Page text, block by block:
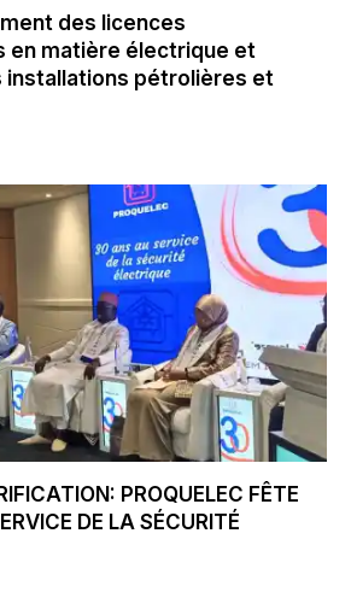
des licences
en matière électrique et
installations pétrolières et
PROQUELEC FÊTE
DE LA SÉCURITÉ